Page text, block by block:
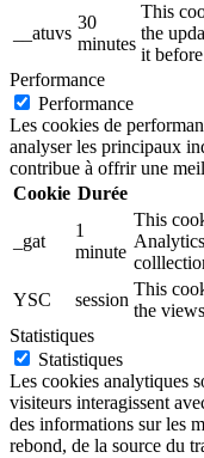
__atuvs
30
minutes
This
the
it
Performance
Performance
Les cookies de
analyser les principaux
contribue à offrir une
Cookie Durée
_gat
1
minute
This
YSC
session
This
the
Statistiques
Statistiques
Les cookies analytiques
visiteurs interagissent
des informations sur les
rebond, de la source du